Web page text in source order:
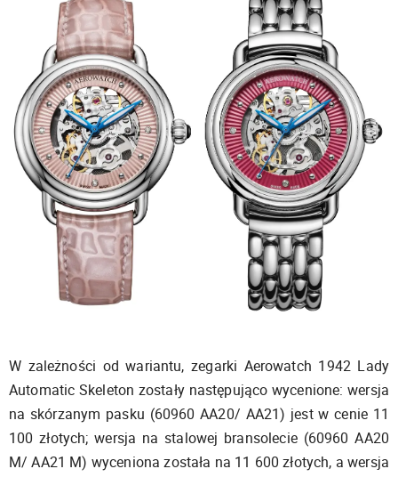
W zależności od wariantu, zegarki Aerowatch 1942 Lady
Automatic Skeleton zostały następująco wycenione: wersja
na skórzanym pasku (60960 AA20/ AA21) jest w cenie 11
100 złotych; wersja na stalowej bransolecie (60960 AA20
M/ AA21 M) wyceniona została na 11 600 złotych, a wersja